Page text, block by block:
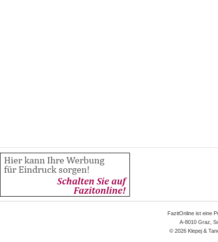
FazitOnline ist eine
A-8010 Graz,
© 2026 Klepej &